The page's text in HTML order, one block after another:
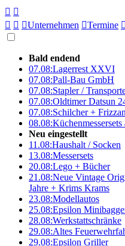
 
  Unternehmen Termine 
Bald endend
07.08:Lagerrest XXVI
07.08:Pall-Bau GmbH
07.08:Stapler /
07.08:Oldtimer Datsun
07.08:Schilcher +
08.08:Küchenmessersets
Neu eingestellt
11.08:Haushalt / Socken
13.08:Messersets
20.08:Lego + Bücher
21.08:Neue Vintage
Jahre + Krims Krams
23.08:Modellautos
25.08:Epsilon
28.08:Werkstattschränke
29.08:Altes
29.08:Epsilon Griller